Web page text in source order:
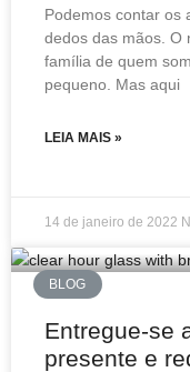
Podemos contar os
dedos das mãos. O
família de quem
pequeno. Mas aqui
LEIA MAIS »
14 de janeiro de 2022
BLOG
Entregue-se
presente e